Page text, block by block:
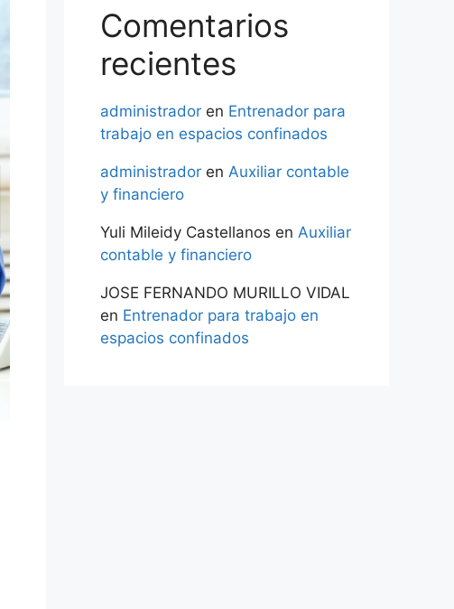
Comentarios
recientes
administrador en Entrenador para
trabajo en espacios confinados
administrador en Auxiliar contable
y financiero
Yuli Mileidy Castellanos en Auxiliar
contable y financiero
JOSE FERNANDO MURILLO VIDAL
en Entrenador para trabajo en
espacios confinados